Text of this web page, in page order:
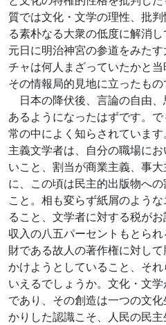
質では文化・文学の理性、批
る素朴なる大衆の低度に解消
元日に明治神宮の参道をみた
チャは何人まざっていたかと
その情報局的見地に立ったもの
日本の降伏後、言論の自由
あるようになったはずです。
常の中によく知らされていま
主義文学者は、自分の職場に
いこと、割当が商業主義、事
に、この頃は民主的出版物へ
こと。相も変らず紙屑のよう
ること、文学者に対する税が
収入の八五パーセントもとら
財である故人の著作権に対し
かけようとしていること、そ
いえるでしょうか。文化・文
であり、その創造は一つの文
かりした認識こそ、人民の民